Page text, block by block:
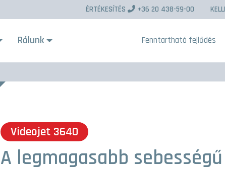
ÉRTÉKESÍTÉS +36 20 438-59-00
Rólunk Fenntartható fejlődés
Videojet 3640
A legmagasabb sebességű